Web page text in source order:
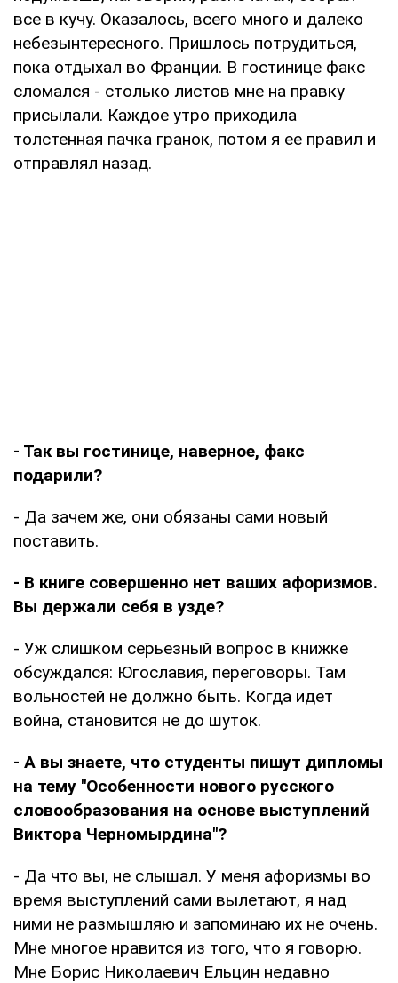
все в кучу. Оказалось, всего много и далеко
небезынтересного. Пришлось потрудиться,
пока отдыхал во Франции. В гостинице факс
сломался - столько листов мне на правку
присылали. Каждое утро приходила
толстенная пачка гранок, потом я ее правил и
отправлял назад.
- Так вы гостинице, наверное, факс
подарили?
- Да зачем же, они обязаны сами новый
поставить.
- В книге совершенно нет ваших афоризмов.
Вы держали себя в узде?
- Уж слишком серьезный вопрос в книжке
обсуждался: Югославия, переговоры. Там
вольностей не должно быть. Когда идет
война, становится не до шуток.
- А вы знаете, что студенты пишут дипломы
на тему "Особенности нового русского
словообразования на основе выступлений
Виктора Черномырдина"?
- Да что вы, не слышал. У меня афоризмы во
время выступлений сами вылетают, я над
ними не размышляю и запоминаю их не очень.
Мне многое нравится из того, что я говорю.
Мне Борис Николаевич Ельцин недавно